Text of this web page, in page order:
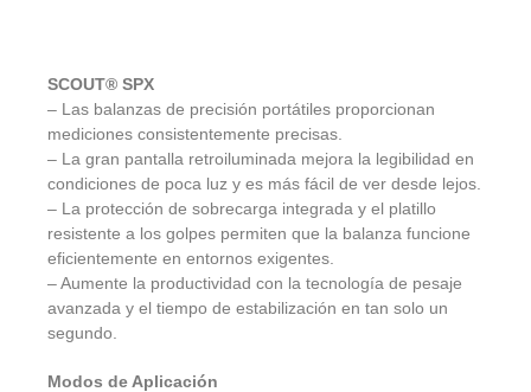
SCOUT® SPX
– Las balanzas de precisión portátiles proporcionan
mediciones consistentemente precisas.
– La gran pantalla retroiluminada mejora la legibilidad en
condiciones de poca luz y es más fácil de ver desde lejos.
– La protección de sobrecarga integrada y el platillo
resistente a los golpes permiten que la balanza funcione
eficientemente en entornos exigentes.
– Aumente la productividad con la tecnología de pesaje
avanzada y el tiempo de estabilización en tan solo un
segundo.
Modos de Aplicación